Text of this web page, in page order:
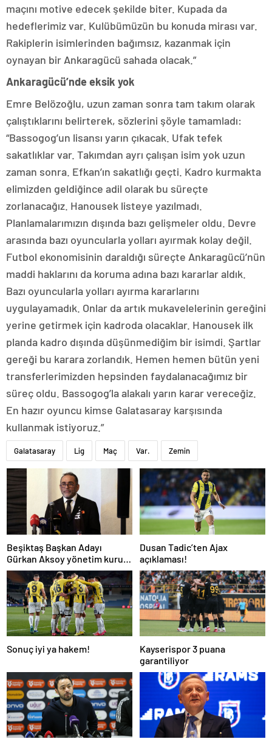
maçını motive edecek şekilde biter. Kupada da
hedeflerimiz var. Kulübümüzün bu konuda mirası var.
Rakiplerin isimlerinden bağımsız, kazanmak için
oynayan bir Ankaragücü sahada olacak.”
Ankaragücü’nde eksik yok
Emre Belözoğlu, uzun zaman sonra tam takım olarak
çalıştıklarını belirterek, sözlerini şöyle tamamladı:
“Bassogog’un lisansı yarın çıkacak. Ufak tefek
sakatlıklar var. Takımdan ayrı çalışan isim yok uzun
zaman sonra. Efkan’ın sakatlığı geçti. Kadro kurmakta
elimizden geldiğince adil olarak bu süreçte
zorlanacağız. Hanousek listeye yazılmadı.
Planlamalarımızın dışında bazı gelişmeler oldu. Devre
arasında bazı oyuncularla yolları ayırmak kolay değil.
Futbol ekonomisinin daraldığı süreçte Ankaragücü’nün
maddi haklarını da koruma adına bazı kararlar aldık.
Bazı oyuncularla yolları ayırma kararlarını
uygulayamadık. Onlar da artık mukavelelerinin gereğini
yerine getirmek için kadroda olacaklar. Hanousek ilk
planda kadro dışında düşünmediğim bir isimdi. Şartlar
gereği bu karara zorlandık. Hemen hemen bütün yeni
transferlerimizden hepsinden faydalanacağımız bir
süreç oldu. Bassogog’la alakalı yarın karar vereceğiz.
En hazır oyuncu kimse Galatasaray karşısında
kullanmak istiyoruz.”
Galatasaray Lig Maç Var. Zemin
Beşiktaş Başkan Adayı
Gürkan Aksoy yönetim kurulu
listesini tanıttı
Dusan Tadic’ten Ajax
açıklaması!
Sonuç iyi ya hakem!
Kayserispor 3 puana
garantiliyor